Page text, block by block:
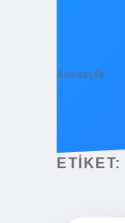
Anasayfa
ETIKET: